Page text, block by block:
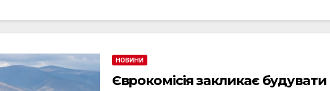
НОВИНИ
Єврокомісія закликає будувати